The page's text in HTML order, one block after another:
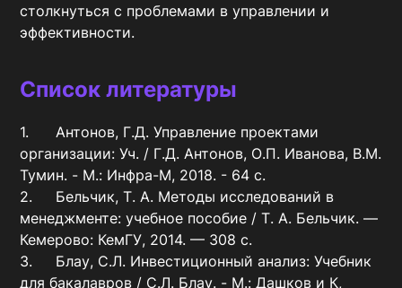
столкнуться с проблемами в управлении и
эффективности.
Список литературы
1.	Антонов, Г.Д. Управление проектами
организации: Уч. / Г.Д. Антонов, О.П. Иванова, В.М.
Тумин. - М.: Инфра-М, 2018. - 64 c.
2.	Бельчик, Т. А. Методы исследований в
менеджменте: учебное пособие / Т. А. Бельчик. —
Кемерово: КемГУ, 2014. — 308 с.
3.	Блау, С.Л. Инвестиционный анализ: Учебник
для бакалавров / С.Л. Блау. - М.: Дашков и К,